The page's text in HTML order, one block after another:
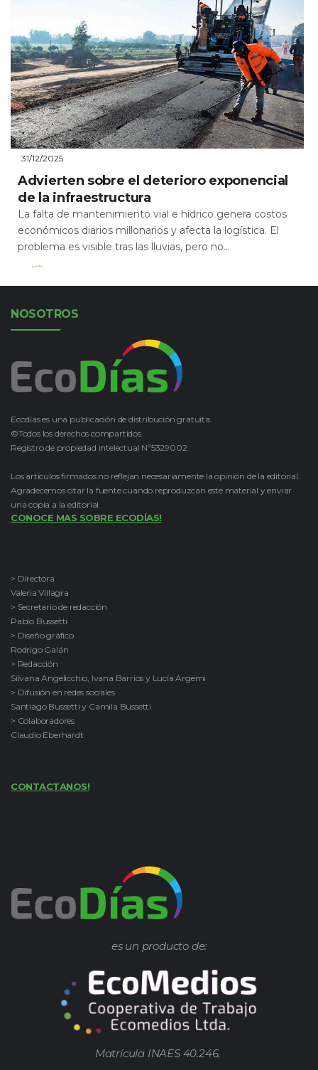
31/12/2025
Advierten sobre el deterioro exponencial
de la infraestructura
La falta de mantenimiento vial e hídrico genera costos
económicos diarios millonarios y afecta la logística. El
problema es visible tras las lluvias, pero no...
Leer Más
NOSOTROS
Ecodías es una publicación de distribución gratuita.
©Todos los derechos compartidos.
Registro de propiedad intelectual Nº5329002
Los artículos firmados no reflejan necesariamente la opinión de la editorial.
Agradecemos citar la fuente cuando reproduzcan este material y enviar
una copia a la editorial.
CONOCE MAS SOBRE ECODÍAS!
> Directora
Valeria Villagra
> Secretario de redacción
Pablo Bussetti
> Diseño gráfico
Rodrigo Galán
> Redacción
Silvana Angelicchio, Ivana Barrios y Lucía Argemi
> Difusión en redes sociales
Santiago Bussetti y Camila Bussetti
> Colaboradores
Claudio Eberhardt
CONTACTANOS!
es un producto de:
Matrícula INAES 40.246.